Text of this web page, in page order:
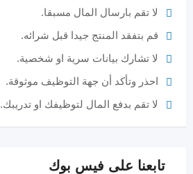
لا تقم بارسال المال مسبقا.
قم بتفقد المنتج جيدا قبل شرائه.
لا تشارك بيانات سرية او شخصية.
احذر وتأكد أن جهة التوظيف موثوقة.
لا تقم بدفع المال لتوظيفك او تدريبك.
تابعنا على فيس بوك